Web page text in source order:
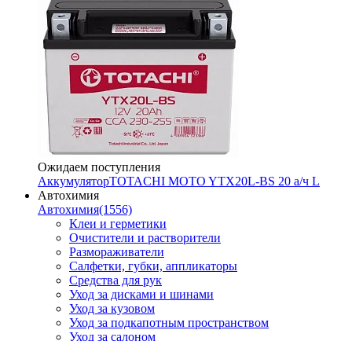
Ожидаем поступления
АккумуляторTOTACHI MOTO YTX20L-BS 20 а/ч L
Автохимия
Автохимия(1556)
Клеи и герметики
Очистители и растворители
Размораживатели
Салфетки, губки, аппликаторы
Средства для рук
Уход за дисками и шинами
Уход за кузовом
Уход за подкапотным пространством
Уход за салоном